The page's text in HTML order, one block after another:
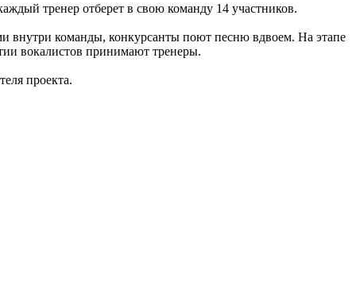
тренер отберет в свою команду 14 участников.
внутри команды, конкурсанты поют песню вдвоем. На этапе
вокалистов принимают тренеры.
проекта.